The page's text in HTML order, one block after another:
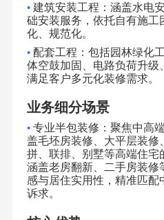
• 建筑安装工程：涵盖水电
础安装服务，依托自有施工
化、规范化。
• 配套工程：包括园林绿化
体空鼓加固、电路负荷升级
满足客户多元化装修需求。
业务细分场景
• 专业半包装修：聚焦中高
盖毛坯房装修、大平层装修
拼、联排、别墅等高端住宅
涵盖老房翻新、二手房装修
感与居住实用性，精准匹配
诉求。